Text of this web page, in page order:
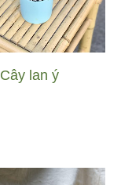
Cây lan ý